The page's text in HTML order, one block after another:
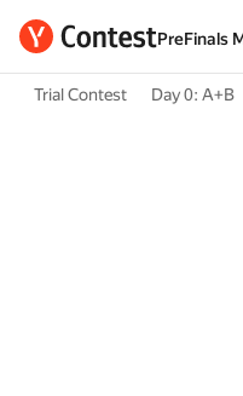
PreFinals
Trial Contest Day 0: A+B